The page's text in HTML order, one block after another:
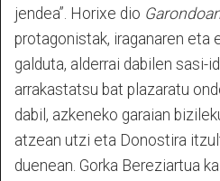
jendea”. Horixe dio
protagonistak, iraganaren eta
galduta, alderrai dabilen sasi-
arrakastatsu bat plazaratu
dabil, azkeneko garaian
atzean utzi eta Donostira
duenean. Gorka Bereziartua